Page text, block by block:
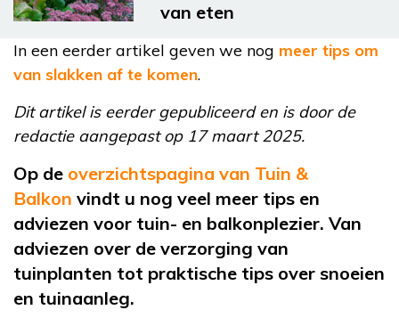
van eten
In een eerder artikel geven we nog meer tips om
van slakken af te komen.
Dit artikel is eerder gepubliceerd en is door de
redactie aangepast op 17 maart 2025.
Op de overzichtspagina van Tuin &
Balkon vindt u nog veel meer tips en
adviezen voor tuin- en balkonplezier. Van
adviezen over de verzorging van
tuinplanten tot praktische tips over snoeien
en tuinaanleg.